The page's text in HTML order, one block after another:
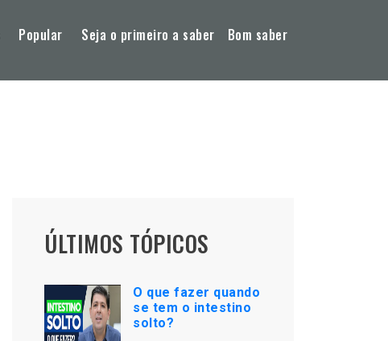
Popular Seja o primeiro a saber Bom saber
ÚLTIMOS TÓPICOS
O que fazer quando
se tem o intestino
solto?